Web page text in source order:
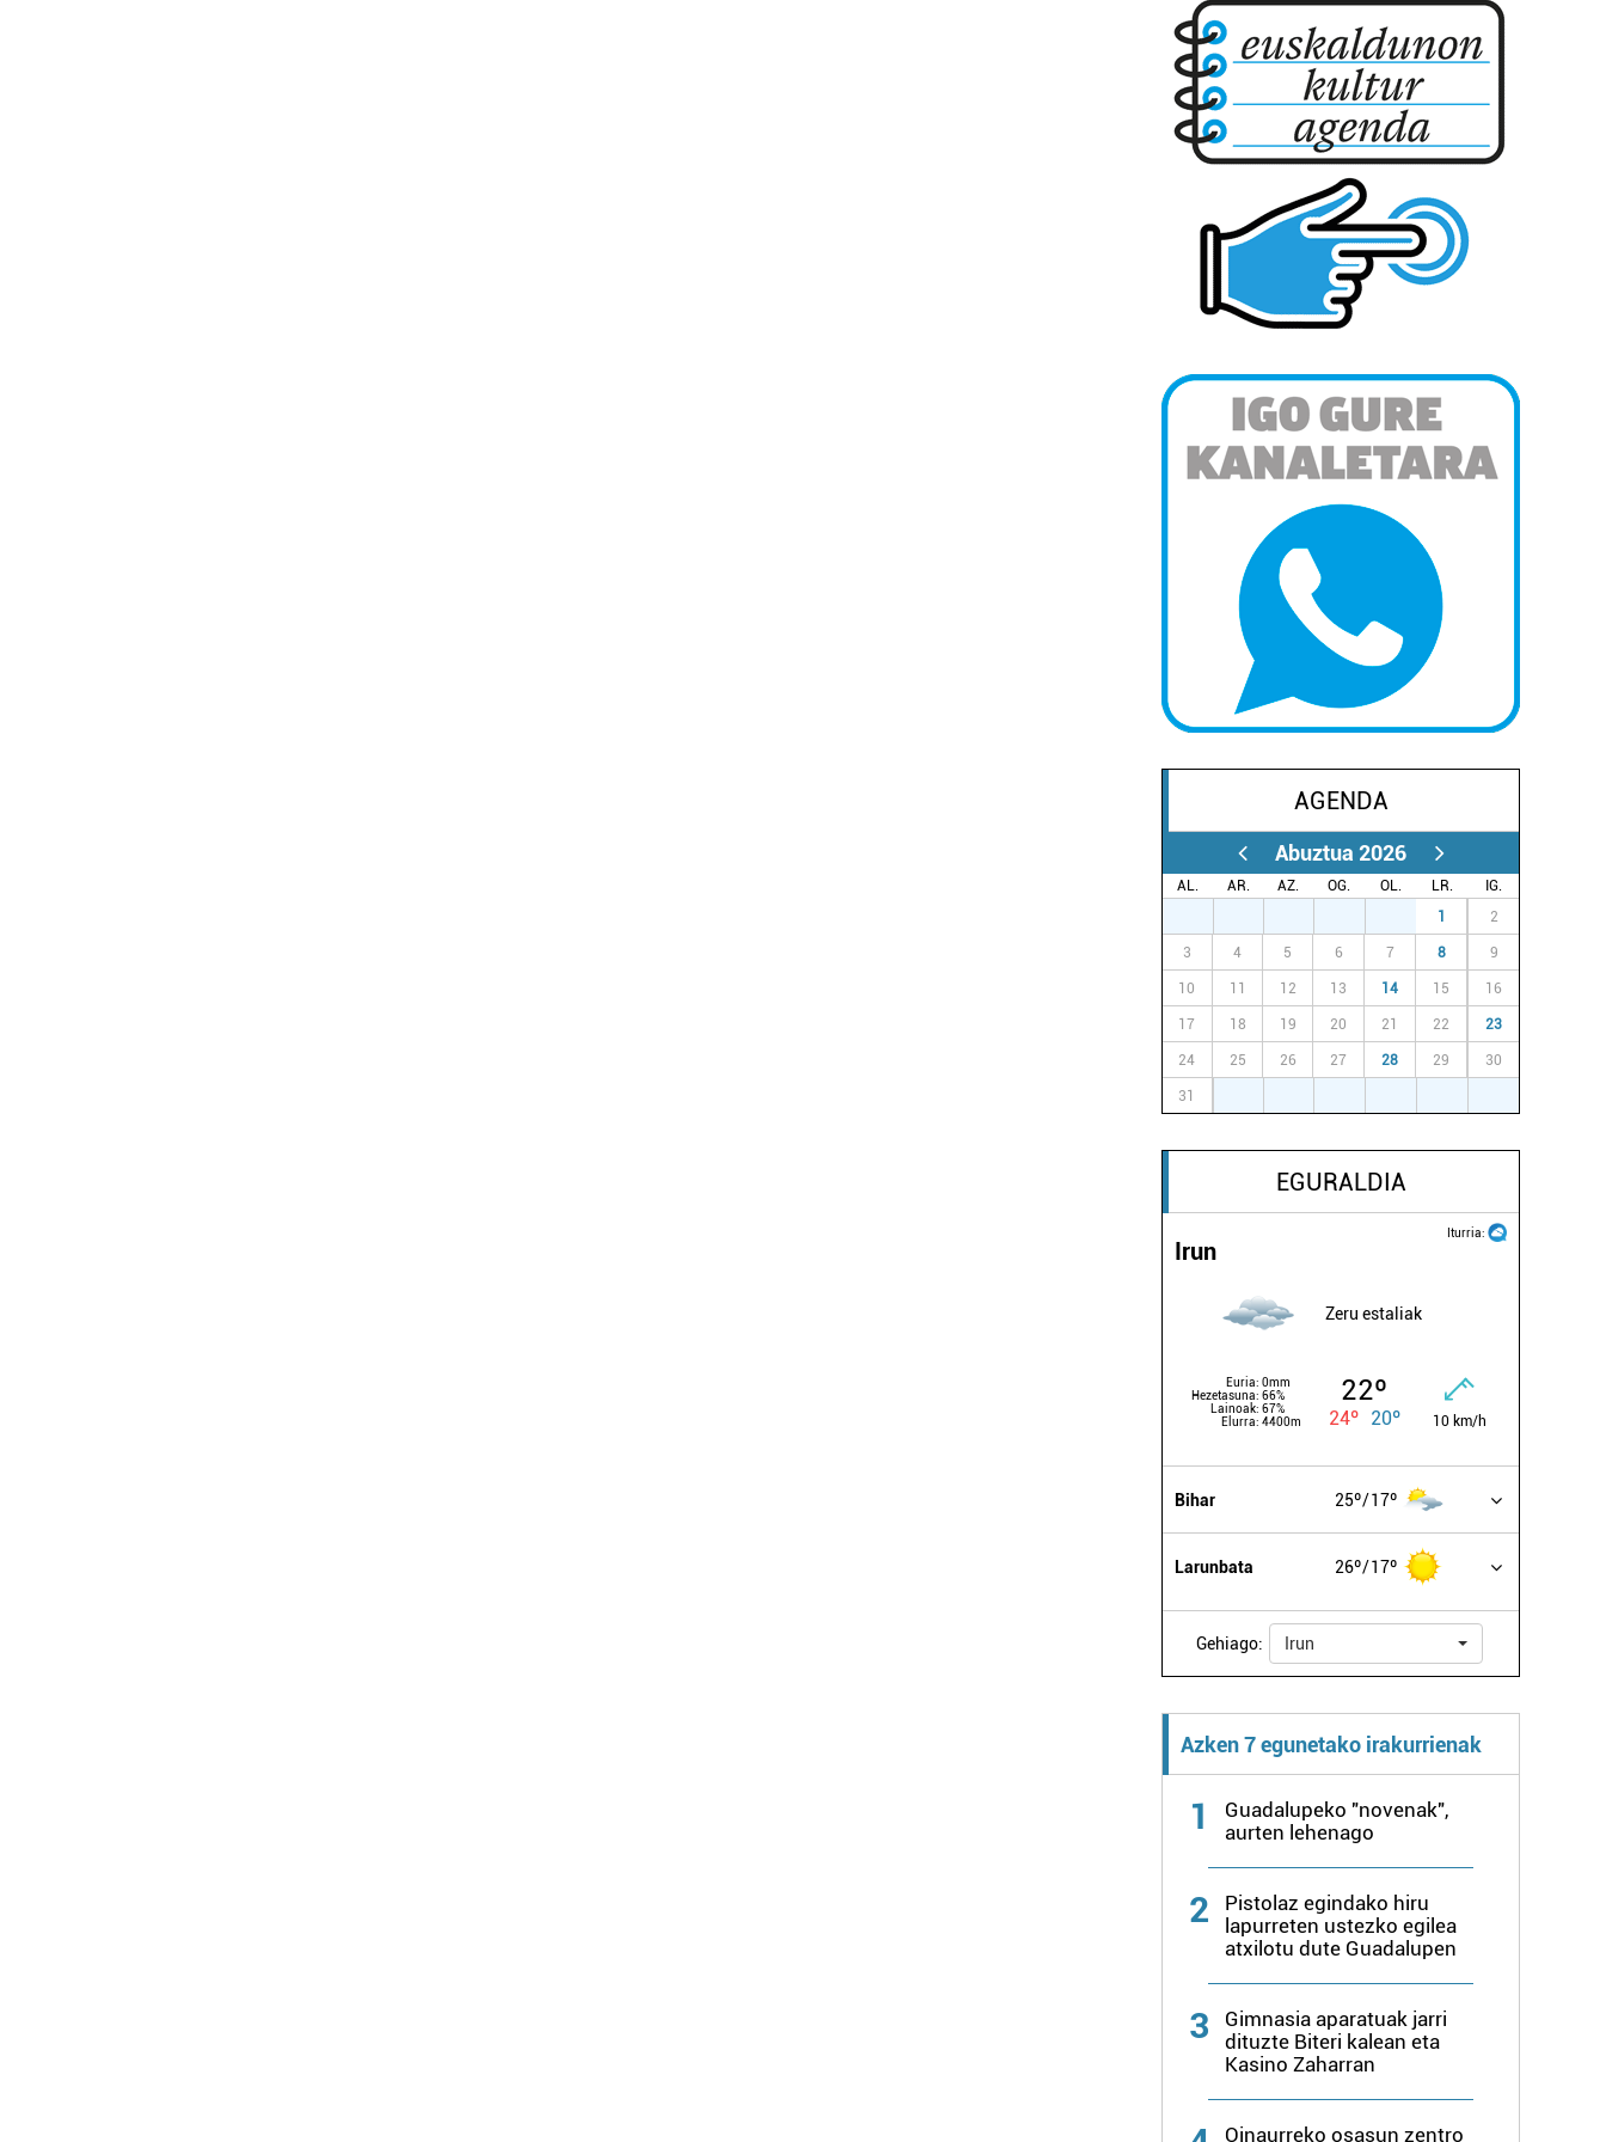
AGENDA
Abuztua 2026
AL. AR. AZ. OG. OL. LR.
IG.
1 2
3 4 5 6 7 8 9
10 11 12 13 14 15 16
17 18 19 20 21 22 23
24 25 26 27 28 29 30
31
EGURALDIA
Iturria:
Irun
Zeru estaliak
Euria: 0mm
Hezetasuna: 66%
Lainoak: 67%
Elurra: 4400m
22º
24º 20º 10 km/h
Bihar 25º 17º
Larunbata 26º 17º
Gehiago: Irun
Azken 7 egunetako irakurrienak
1
Guadalupeko "novenak",
aurten lehenago
2
Pistolaz egindako hiru
lapurreten ustezko egilea
atxilotu dute Guadalupen
3
Gimnasia aparatuak jarri
dituzte Biteri kalean eta
Kasino Zaharran
Oinaurreko osasun zentro